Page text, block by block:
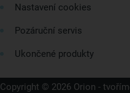
Nastavení cookies
Pozáruční servis
Ukončené produkty
Copyright © 2026 Orion -